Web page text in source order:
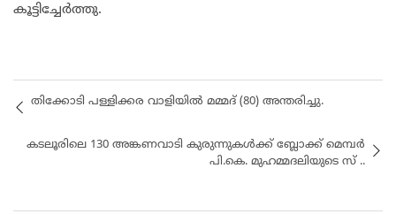
കൂട്ടിച്ചേർത്തു.
തിക്കോടി പള്ളിക്കര വാളിയിൽ മമ്മദ് (80) അന്തരിച്ചു.
കടലൂരിലെ 130 അങ്കണവാടി കുരുന്നുകൾക്ക് ബ്ലോക്ക് മെമ്പർ
പി.കെ. മുഹമ്മദലിയുടെ സ് ..